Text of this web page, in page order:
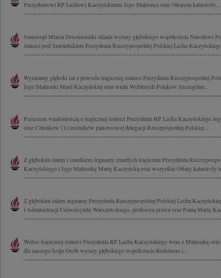
Prezydentowi RP Lechowi Kaczyńskiemu Jego Małżonce oraz Ofiarom katastrofy...
Samorząd Miasta Druskienniki składa wyrazy głębokiego współczucia Narodowi
śmierci pod Smoleńskiem Prezydenta Rzeczypospolitej Polskiej Lecha
Wyrażamy głęboki żal z powodu tragicznej śmierci Prezydenta Rzeczypospolitej
Jego Małżonki Marii Kaczyńskiej oraz wielu Wybitnych Polaków Szczególne...
Poruszeni wiadomością o tragicznej śmierci Prezydenta RP Lecha Kaczyńskiego
oraz Członków i Uczestników państwowej delegacji Rzeczpospolitej Polskiej...
Z głębokim żalem i smutkiem żegnamy zmarłych tragicznie Prezydenta
Kaczyńskiego i Jego Małżonkę Marię Kaczyńską oraz wszystkie Ofiary katastrofy
Z głębokim żalem żegnamy Prezydenta Rzeczypospolitej Polskiej Lecha
i Administracji Uniwersytetu Warszawskiego, profesora prawa oraz Panią Marię
Wobec tragicznej śmierci Prezydenta RP Lecha Kaczyńskiego wraz z Małżonką
dla naszego kraju Osób wyrazy głębokiego współczucia Rodzinom i...